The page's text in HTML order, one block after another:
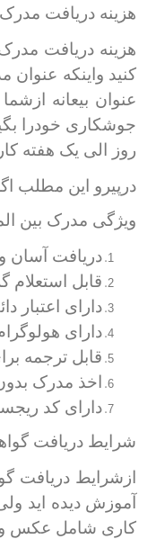
هزینه دریافت
هزینه دریافت
کنید واینکه
عنوان بیعانه
جوشکاری خودرا
روز الی یک هفته
درپیرو این مطلب
ویژگی مدرک بین
دریافت آسان
قابل استعلام
دارای اعتبار
دارای
قابل ترجمه
اخذ مدرک
دارای کد
شرایط دریافت
ازشرایط دریافت
آموزش دیده اید
کاری شامل عکس